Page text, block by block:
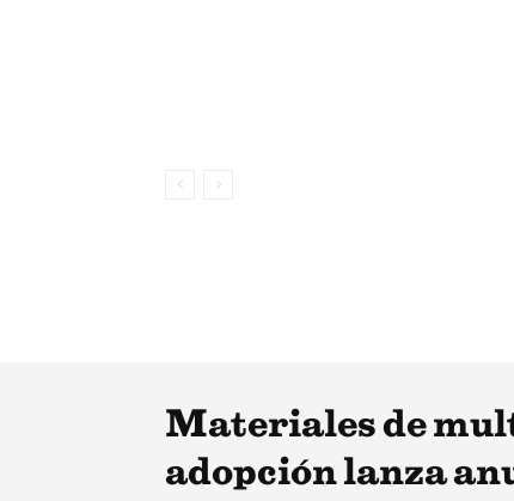
Materiales de
adopción lanza